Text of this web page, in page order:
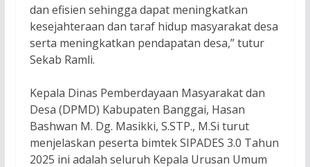
dan efisien sehingga dapat meningkatkan
kesejahteraan dan taraf hidup masyarakat desa
serta meningkatkan pendapatan desa,” tutur
Sekab Ramli.
Kepala Dinas Pemberdayaan Masyarakat dan
Desa (DPMD) Kabupaten Banggai, Hasan
Bashwan M. Dg. Masikki, S.STP., M.Si turut
menjelaskan peserta bimtek SIPADES 3.0 Tahun
2025 ini adalah seluruh Kepala Urusan Umum